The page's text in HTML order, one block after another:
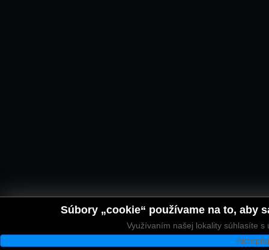
Súbory „cookie“ používame na to, aby
Využívaním našej lokality súhlasíte s